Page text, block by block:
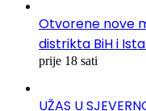
Otvorene nove
distrikta BiH i
prije 18 sati
UŽAS U